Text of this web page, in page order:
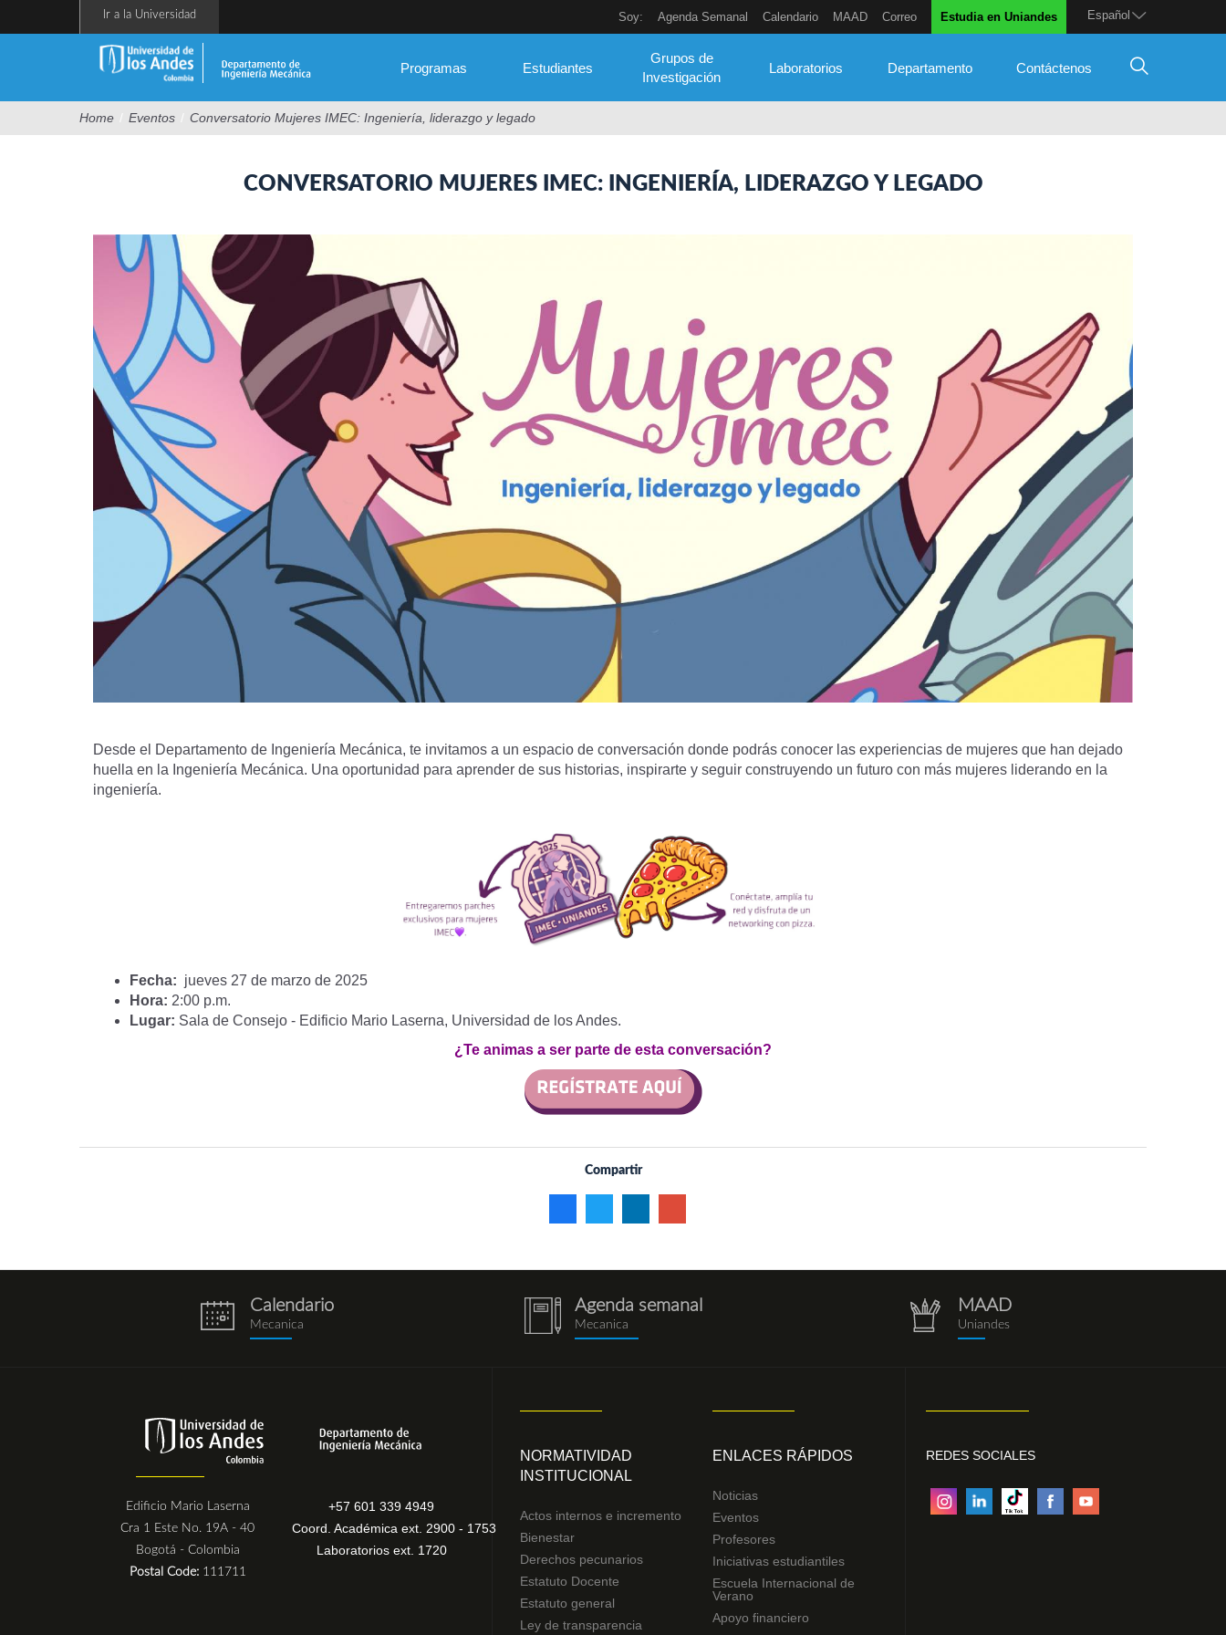
Español
Soy: Agenda Semanal Calendario MAAD Correo Estudia en Uniandes
Ir a la Universidad
Programas Estudiantes
Grupos de
Investigación
Laboratorios Departamento Contáctenos
Home / Eventos / Conversatorio Mujeres IMEC: Ingeniería, liderazgo y legado
CONVERSATORIO MUJERES IMEC: INGENIERÍA, LIDERAZGO Y LEGADO
Desde el Departamento de Ingeniería Mecánica, te invitamos a un espacio de conversación donde podrás conocer las experiencias de mujeres que han dejado
huella en la Ingeniería Mecánica. Una oportunidad para aprender de sus historias, inspirarte y seguir construyendo un futuro con más mujeres liderando en la
ingeniería.
Fecha: jueves 27 de marzo de 2025
Hora: 2:00 p.m.
Lugar: Sala de Consejo - Edificio Mario Laserna, Universidad de los Andes.
¿Te animas a ser parte de esta conversación?
Compartir
eventos.png
Calendario
Mecanica
notebook
(1).png
Agenda semanal
Mecanica repositorio.png
MAAD
Uniandes
Edificio Mario Laserna
Cra 1 Este No. 19A - 40
Bogotá - Colombia
Postal Code: 111711
+57 601 339 4949
Coord. Académica ext. 2900 - 1753
Laboratorios ext. 1720
NORMATIVIDAD
INSTITUCIONAL
Actos internos e incremento
Bienestar
Derechos pecunarios
Estatuto Docente
Estatuto general
Ley de transparencia
ENLACES RÁPIDOS
Noticias
Eventos
Profesores
Iniciativas estudiantiles
Escuela Internacional de
Verano
Apoyo financiero
REDES SOCIALES